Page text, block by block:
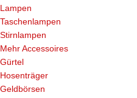
Lampen
Taschenlampen
Stirnlampen
Mehr Accessoires
Gürtel
Hosenträger
Geldbörsen